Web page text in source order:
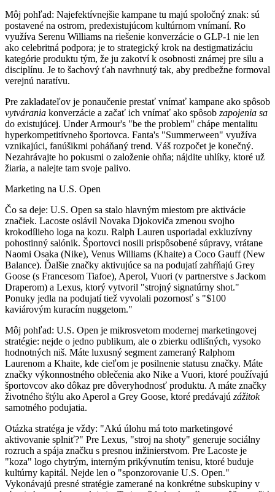
Môj pohľad: Najefektívnejšie kampane tu majú spoločný znak: sú
postavené na ostrom, predexistujúcom kultúrnom vnímaní. Ro
využíva Serenu Williams na riešenie konverzácie o GLP-1 nie len
ako celebritná podpora; je to strategický krok na destigmatizáciu
kategórie produktu tým, že ju zakotví k osobnosti známej pre silu a
disciplínu. Je to šachový ťah navrhnutý tak, aby predbežne formoval
verejnú naratívu.
Pre zakladateľov je ponaučenie prestať vnímať kampane ako spôsob
vytvárania konverzácie a začať ich vnímať ako spôsob zapojenia sa
do existujúcej. Under Armour's "be the problem" chápe mentalitu
hyperkompetitívneho športovca. Fanta's "Summerween" využíva
vznikajúci, fanúšikmi poháňaný trend. Váš rozpočet je konečný.
Nezahrávajte ho pokusmi o založenie ohňa; nájdite uhlíky, ktoré už
žiaria, a nalejte tam svoje palivo.
Marketing na U.S. Open
Čo sa deje: U.S. Open sa stalo hlavným miestom pre aktivácie
značiek. Lacoste oslávil Novaka Djokoviča zmenou svojho
krokodílieho loga na kozu. Ralph Lauren usporiadal exkluzívny
pohostinný salónik. Športovci nosili prispôsobené súpravy, vrátane
Naomi Osaka (Nike), Venus Williams (Khaite) a Coco Gauff (New
Balance). Ďalšie značky aktivujúce sa na podujatí zahŕňajú Grey
Goose (s Francesom Tiafoe), Aperol, Vuori (v partnerstve s Jackom
Draperom) a Lexus, ktorý vytvoril "strojný signatúrny shot."
Ponuky jedla na podujatí tiež vyvolali pozornosť s "$100
kaviárovým kuracím nuggetom."
Môj pohľad: U.S. Open je mikrosvetom modernej marketingovej
stratégie: nejde o jedno publikum, ale o zbierku odlišných, vysoko
hodnotných niš. Máte luxusný segment zameraný Ralphom
Laurenom a Khaite, kde cieľom je posilnenie statusu značky. Máte
značky výkonnostného oblečenia ako Nike a Vuori, ktoré používajú
športovcov ako dôkaz pre dôveryhodnosť produktu. A máte značky
životného štýlu ako Aperol a Grey Goose, ktoré predávajú zážitok
samotného podujatia.
Otázka stratéga je vždy: "Akú úlohu má toto marketingové
aktivovanie splniť?" Pre Lexus, "stroj na shoty" generuje sociálny
rozruch a spája značku s presnou inžinierstvom. Pre Lacoste je
"koza" logo chytrým, interným prikývnutím tenisu, ktoré buduje
kultúrny kapitál. Nejde len o "sponzorovanie U.S. Open."
Vykonávajú presné stratégie zamerané na konkrétne subskupiny v